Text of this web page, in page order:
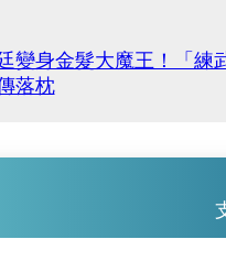
變身金髮大魔王！「
落枕